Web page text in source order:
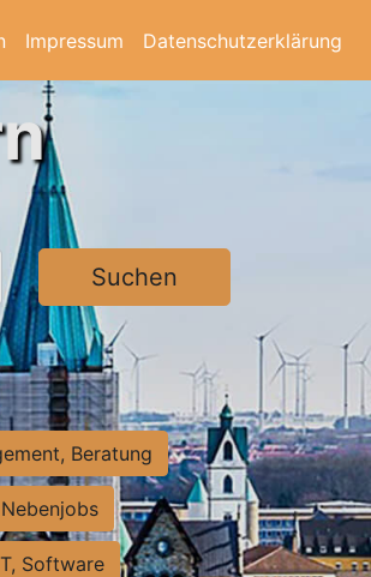
Impressum Datenschutzerklärung
Suchen
Beratung
Software